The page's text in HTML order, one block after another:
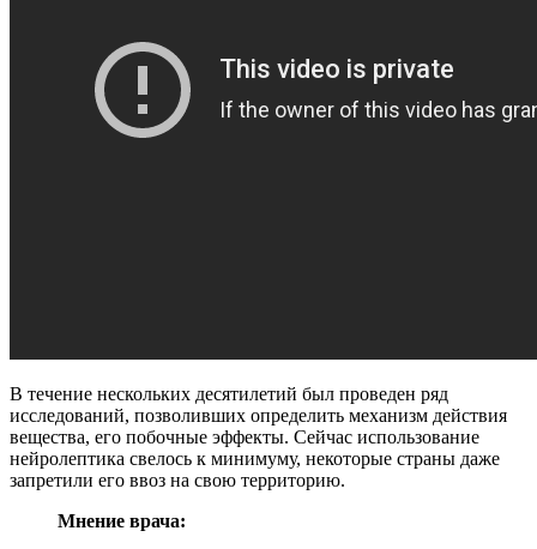
В течение нескольких десятилетий был проведен ряд
исследований, позволивших определить механизм действия
вещества, его побочные эффекты. Сейчас использование
нейролептика свелось к минимуму, некоторые страны даже
запретили его ввоз на свою территорию.
Мнение врача: